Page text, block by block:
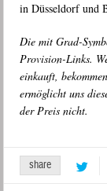
in Düsseldorf und
Die mit Grad-
Provision-Links.
einkauft,
ermöglicht uns
der Preis nicht.
share